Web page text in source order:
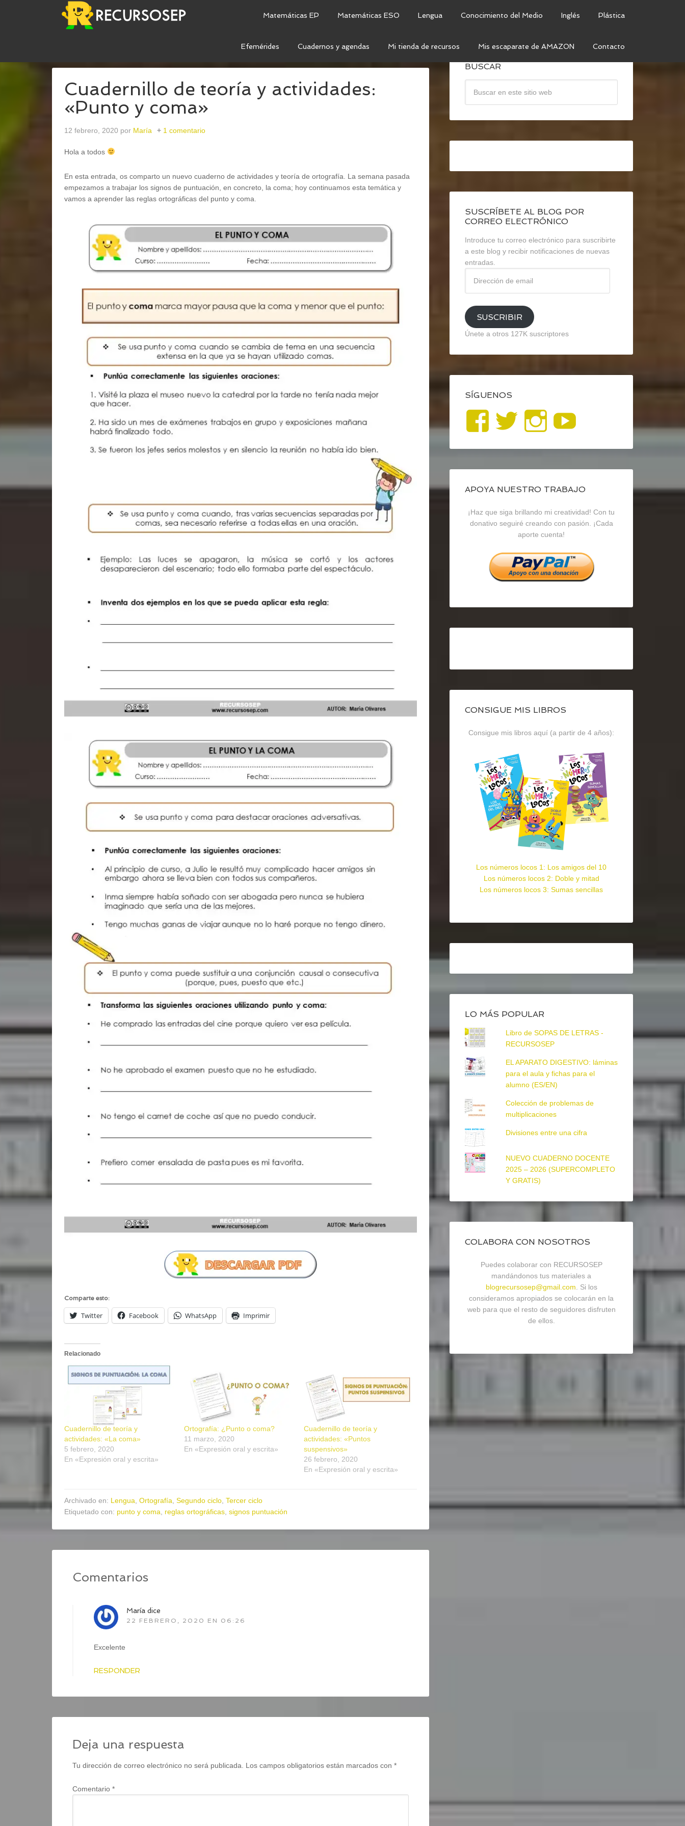
Matemáticas EP Matemáticas ESO Lengua Conocimiento del Medio Inglés Plástica
Efemérides Cuadernos y agendas Mi tienda de recursos Mis escaparate de AMAZON Contacto
CUADERNILLO DE TEORÍA Y ACTIVIDADES: «PUNTO Y COMA»
Cuadernillo de teoría y actividades:
«Punto y coma»
12 febrero, 2020 por María 1 comentario
Hola a todos
En esta entrada, os comparto un nuevo cuaderno de actividades y teoría de ortografía. La semana pasada
empezamos a trabajar los signos de puntuación, en concreto, la coma; hoy continuamos esta temática y
vamos a aprender las reglas ortográficas del punto y coma.
Comparte esto:
Twitter Facebook WhatsApp Imprimir
Relacionado
Cuadernillo de teoría y
actividades: «La coma»
5 febrero, 2020
En «Expresión oral y escrita»
Ortografía: ¿Punto o coma?
11 marzo, 2020
En «Expresión oral y escrita»
Cuadernillo de teoría y
actividades: «Puntos
suspensivos»
26 febrero, 2020
En «Expresión oral y escrita»
Archivado en: Lengua, Ortografía, Segundo ciclo, Tercer ciclo
Etiquetado con: punto y coma, reglas ortográficas, signos puntuación
Comentarios
María dice
22 FEBRERO, 2020 EN 06:26
Excelente
RESPONDER
Deja una respuesta
Tu dirección de correo electrónico no será publicada. Los campos obligatorios están marcados con *
Comentario *
BUSCAR
SUSCRÍBETE AL BLOG POR
CORREO ELECTRÓNICO
Introduce tu correo electrónico para suscribirte
a este blog y recibir notificaciones de nuevas
entradas.
email
SUSCRIBIR
Únete a otros 127K suscriptores
SÍGUENOS
Ver
perfil
de
blogrecursosep
en
Facebook
Ver
perfil
de
recursosep
en
Twitter
Ver
perfil
de
recursosep
en
Instagram
YouTube
APOYA NUESTRO TRABAJO
¡Haz que siga brillando mi creatividad! Con tu
donativo seguiré creando con pasión. ¡Cada
aporte cuenta!
CONSIGUE MIS LIBROS
Consigue mis libros aquí (a partir de 4 años):
Los números locos 1: Los amigos del 10
Los números locos 2: Doble y mitad
Los números locos 3: Sumas sencillas
LO MÁS POPULAR
Libro de SOPAS DE LETRAS -
RECURSOSEP
EL APARATO DIGESTIVO: láminas
para el aula y fichas para el
alumno (ES/EN)
Colección de problemas de
multiplicaciones
Divisiones entre una cifra
NUEVO CUADERNO DOCENTE
2025 – 2026 (SUPERCOMPLETO
Y GRATIS)
COLABORA CON NOSOTROS
Puedes colaborar con RECURSOSEP
mandándonos tus materiales a
blogrecursosep@gmail.com . Si los
consideramos apropiados se colocarán en la
web para que el resto de seguidores disfruten
de ellos.